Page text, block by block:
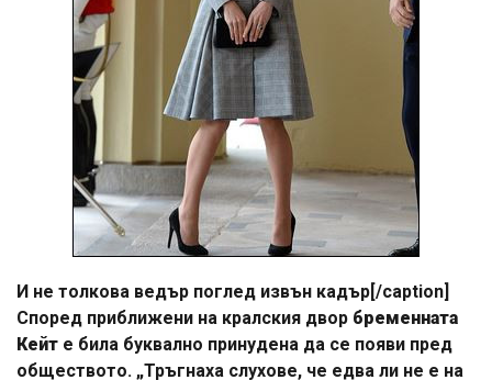
И не толкова ведър поглед извън кадър[/caption]
Според приближени на кралския двор бременната
Кейт е била буквално принудена да се появи пред
обществото. „Тръгнаха слухове, че едва ли не е на